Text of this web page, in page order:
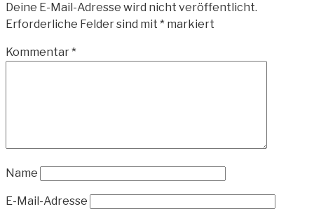
Deine E-Mail-Adresse wird nicht veröffentlicht.
Erforderliche Felder sind mit * markiert
Kommentar*
Name
E-Mail-Adresse